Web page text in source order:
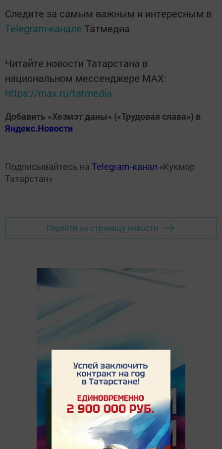
Следите за самым важным и интересным в
Telegram-канале Татмедиа
Читайте новости Татарстана в
национальном мессенджере MАХ:
https://max.ru/tatmedia
Добавить «Хезмэт даны» («Трудовая слава») в
Яндекс.Новости
Подписывайтесь на Telegram-канал «Кукмор
Татарстан»
Перейти на страницу новости